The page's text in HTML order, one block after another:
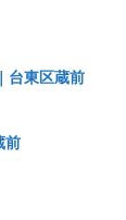
台東区蔵前
前